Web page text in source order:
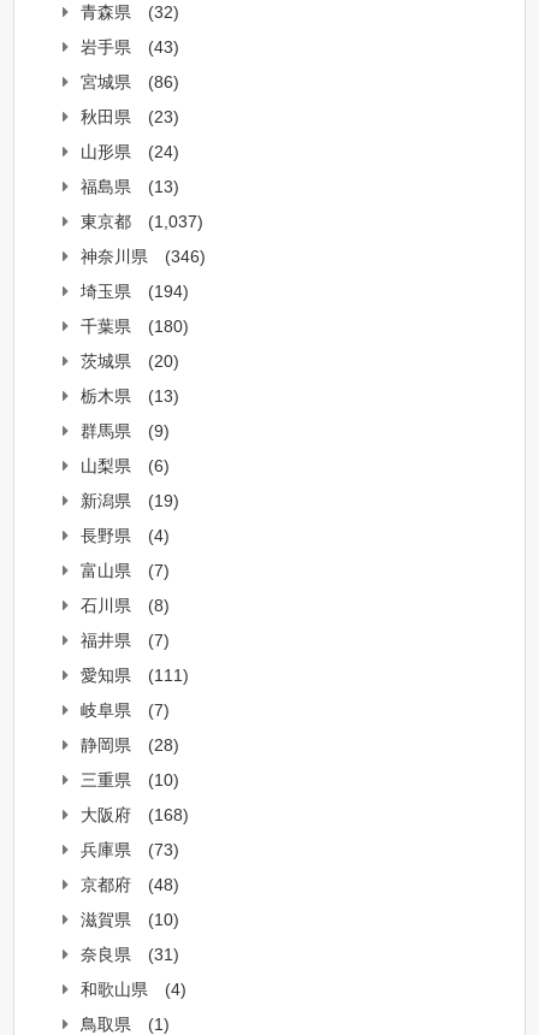
青森県
(32)
岩手県
(43)
宮城県
(86)
秋田県
(23)
山形県
(24)
福島県
(13)
東京都
(1,037)
神奈川県
(346)
埼玉県
(194)
千葉県
(180)
茨城県
(20)
栃木県
(13)
群馬県
(9)
山梨県
(6)
新潟県
(19)
長野県
(4)
富山県
(7)
石川県
(8)
福井県
(7)
愛知県
(111)
岐阜県
(7)
静岡県
(28)
三重県
(10)
大阪府
(168)
兵庫県
(73)
京都府
(48)
滋賀県
(10)
奈良県
(31)
和歌山県
(4)
鳥取県
(1)